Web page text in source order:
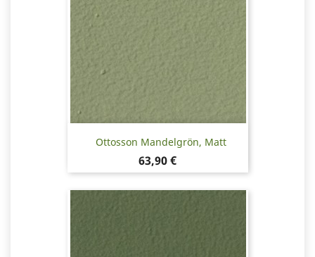
Ottosson Mandelgrön, Matt
Pris
63,90 €